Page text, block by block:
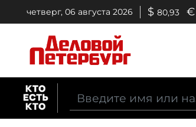
четверг, 06 августа 2026 $ 80,93 €